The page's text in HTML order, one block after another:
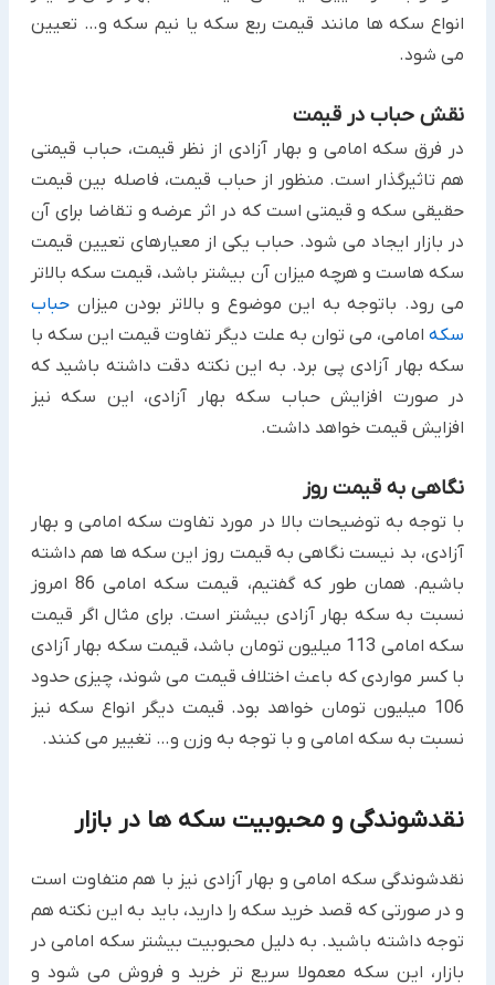
انواع سکه ها مانند قیمت ربع سکه یا نیم سکه و… تعیین
می شود.
نقش حباب در قیمت
در فرق سکه امامی و بهار آزادی از نظر قیمت، حباب قیمتی
هم تاثیرگذار است. منظور از حباب قیمت، فاصله بین قیمت
حقیقی سکه و قیمتی است که در اثر عرضه و تقاضا برای آن
در بازار ایجاد می شود. حباب یکی از معیارهای تعیین قیمت
سکه هاست و هرچه میزان آن بیشتر باشد، قیمت سکه بالاتر
می رود. باتوجه به این موضوع و بالاتر بودن میزان حباب
سکه امامی، می توان به علت دیگر تفاوت قیمت این سکه با
سکه بهار آزادی پی برد. به این نکته دقت داشته باشید که
در صورت افزایش حباب سکه بهار آزادی، این سکه نیز
افزایش قیمت خواهد داشت.
نگاهی به قیمت روز
با توجه به توضیحات بالا در مورد تفاوت سکه امامی و بهار
آزادی، بد نیست نگاهی به قیمت روز این سکه ها هم داشته
باشیم. همان طور که گفتیم، قیمت سکه امامی 86 امروز
نسبت به سکه بهار آزادی بیشتر است. برای مثال اگر قیمت
سکه امامی 113 میلیون تومان باشد، قیمت سکه بهار آزادی
با کسر مواردی که باعث اختلاف قیمت می شوند، چیزی حدود
106 میلیون تومان خواهد بود. قیمت دیگر انواع سکه نیز
نسبت به سکه امامی و با توجه به وزن و… تغییر می کنند.
نقدشوندگی و محبوبیت سکه ها در بازار
نقدشوندگی سکه امامی و بهار آزادی نیز با هم متفاوت است
و در صورتی که قصد خرید سکه را دارید، باید به این نکته هم
توجه داشته باشید. به دلیل محبوبیت بیشتر سکه امامی در
بازار، این سکه معمولا سریع تر خرید و فروش می شود و